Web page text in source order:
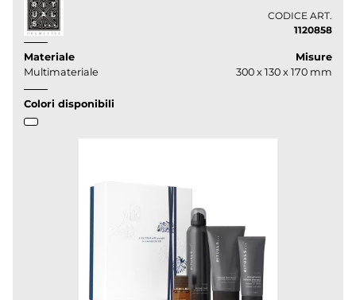
CODICE ART.
1120858
Materiale
Multimateriale
Misure
300 x 130 x 170 mm
Colori disponibili